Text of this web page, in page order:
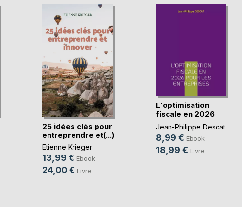
25 idées clés pour
entreprendre et(...)
Etienne Krieger
13,99 € Ebook
24,00 € Livre
L'optimisation
fiscale en 2026
pou(...)
Jean-Philippe Descat
8,99 € Ebook
18,99 € Livre